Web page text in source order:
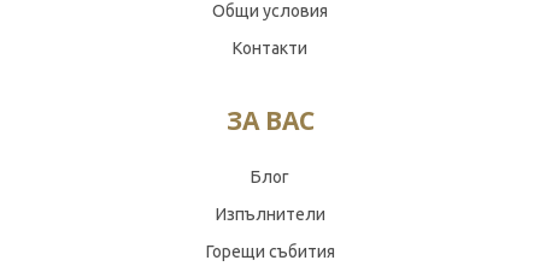
Общи условия
Контакти
ЗА ВАС
Блог
Изпълнители
Горещи събития